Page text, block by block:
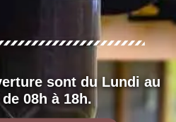
sont du Lundi au
08h à 18h.